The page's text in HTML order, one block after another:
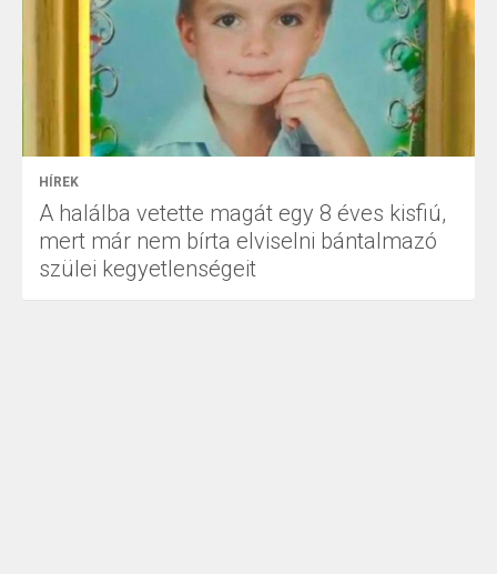
HÍREK
A halálba vetette magát egy 8 éves kisfiú,
mert már nem bírta elviselni bántalmazó
szülei kegyetlenségeit